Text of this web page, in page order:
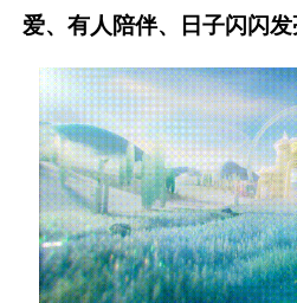
爱、有人陪伴、日子闪闪发